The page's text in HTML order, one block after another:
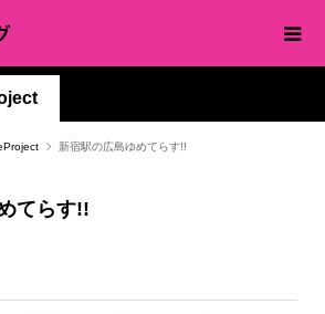
新宿駅の広島ゆめてらす!!
てらす!!